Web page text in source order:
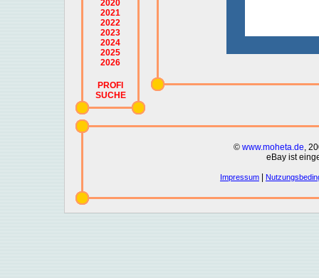
2020
2021
2022
2023
2024
2025
2026
PROFI
SUCHE
© www.moheta.de,
eBay ist
Impressum